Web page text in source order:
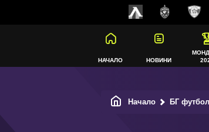
НАЧАЛО НОВИНИ
Начало БГ футбол